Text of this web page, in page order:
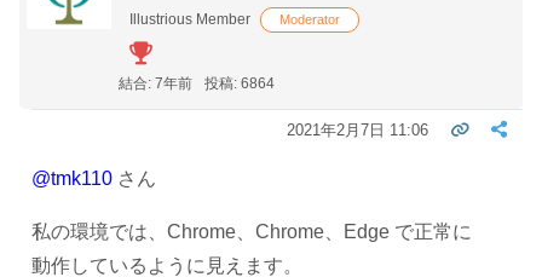
Illustrious Member
Moderator
結合: 7年前 投稿: 6864
2021年2月7日 11:06
@tmk110 さん
私の環境では、Chrome、Chrome、Edge で正常に
動作しているように見えます。